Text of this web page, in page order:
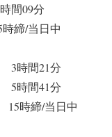
間09分
時締/当日中
3時間21分
5時間41分
15時締/当日中